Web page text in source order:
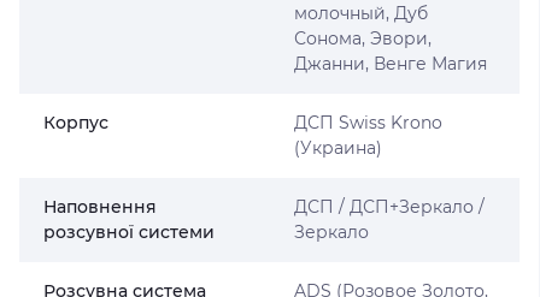
молочный, Дуб
Сонома, Эвори,
Джанни, Венге Магия
Корпус
ДСП Swiss Krono
(Украина)
Наповнення
розсувної системи
ДСП / ДСП+Зеркало /
Зеркало
Розсувна система
ADS (Розовое Золото,